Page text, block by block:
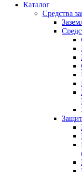
Каталог
Средства